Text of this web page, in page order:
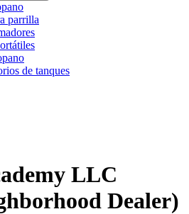
parrilla
de tanques
LLC
Dealer)